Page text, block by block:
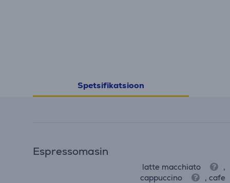
Spetsifikatsioon
Espressomasin
latte macchiato
,
cappuccino
, cafe